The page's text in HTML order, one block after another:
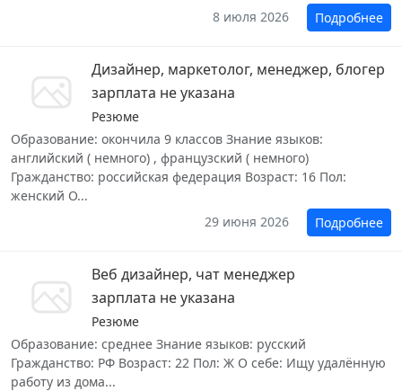
8 июля 2026
Подробнее
Дизайнер, маркетолог, менеджер, блогер
зарплата не указана
Резюме
Образование: окончила 9 классов Знание языков:
английский ( немного) , французский ( немного)
Гражданство: российская федерация Возраст: 16 Пол:
женский О...
29 июня 2026
Подробнее
Веб дизайнер, чат менеджер
зарплата не указана
Резюме
Образование: среднее Знание языков: русский
Гражданство: РФ Возраст: 22 Пол: Ж О себе: Ищу удалённую
работу из дома...